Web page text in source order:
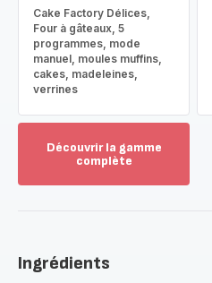
Cake Factory Délices,
Four à gâteaux, 5
programmes, mode
manuel, moules muffins,
cakes, madeleines,
verrines
Découvrir la gamme
complète
gamme
Ingrédients